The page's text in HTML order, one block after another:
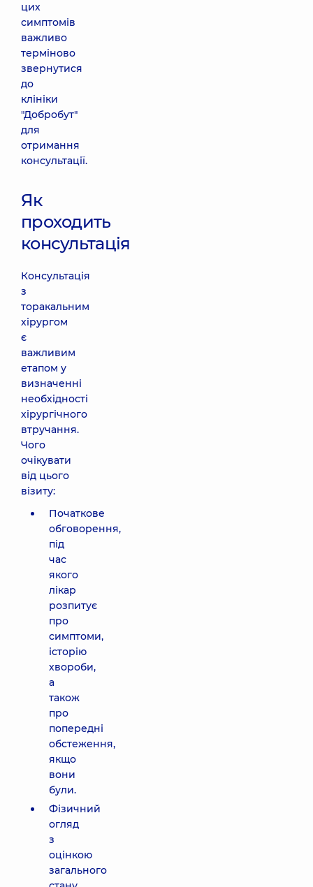
цих
симптомів
важливо
терміново
звернутися
до
клініки
"Добробут"
для
отримання
консультації.
Як
проходить
консультація
Консультація
з
торакальним
хірургом
є
важливим
етапом у
визначенні
необхідності
хірургічного
втручання.
Чого
очікувати
від цього
візиту:
Початкове
обговорення,
під
час
якого
лікар
розпитує
про
симптоми,
історію
хвороби,
а
також
про
попередні
обстеження,
якщо
вони
були.
Фізичний
огляд
з
оцінкою
загального